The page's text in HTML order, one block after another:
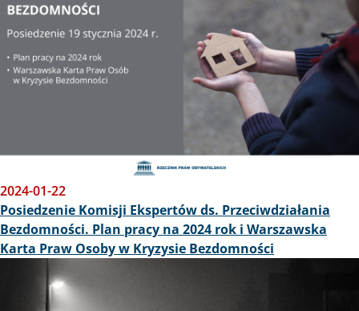
2024-01-22
Posiedzenie Komisji Ekspertów ds. Przeciwdziałania
Bezdomności. Plan pracy na 2024 rok i Warszawska
Karta Praw Osoby w Kryzysie Bezdomności